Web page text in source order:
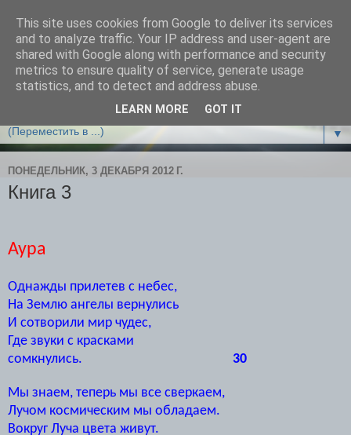
Облако чудес
ВСЕМ ЛЕТАЮЩИМ И ТОЛЬКО РАСПРАВЛЯЮЩИМ
КРЫЛЬЯ ПОСВЯЩАЕТСЯ!
▼
ПОНЕДЕЛЬНИК, 3 ДЕКАБРЯ 2012 Г.
Книга 3
Аура
Однажды прилетев с небес,
На Землю ангелы вернулись
И сотворили мир чудес,
Где звуки с красками
сомкнулись. 30
Мы знаем, теперь мы все сверкаем,
Лучом космическим мы обладаем.
Вокруг Луча цвета живут.
This site uses cookies from Google to deliver its services
and to analyze traffic. Your IP address and user-agent are
shared with Google along with performance and security
metrics to ensure quality of service, generate usage
statistics, and to detect and address abuse.
LEARN MORE GOT IT